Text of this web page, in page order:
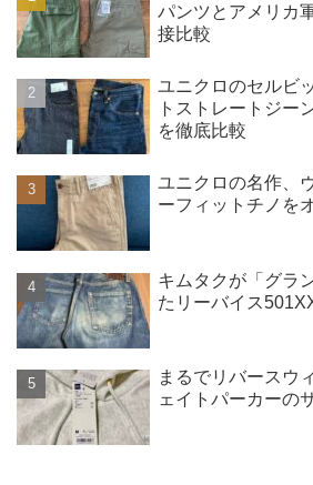
パンツとアメリカ
接比較
ユニクロのセルビ
トストレートジー
を徹底比較
ユニクロの名作、
ーフィットチノを
キムタクが「グラ
たリーバイス
まるでリバースウ
ェイトパーカーの